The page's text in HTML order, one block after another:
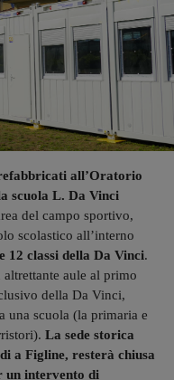
all’Oratorio
scuola L. Da Vinci
del campo sportivo,
scolastico all’interno
12 classi della Da Vinci.
altrettante aule al primo
della Da Vinci,
una scuola (la primaria e
La sede storica
a Figline, resterà chiusa
un intervento di